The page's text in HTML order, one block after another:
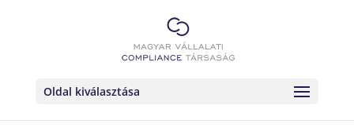
Oldal kiválasztása